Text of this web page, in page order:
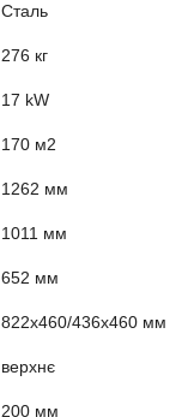
Сталь
276 кг
17 kW
170 м2
1262 мм
1011 мм
652 мм
822х460/436х460 мм
верхнє
200 мм